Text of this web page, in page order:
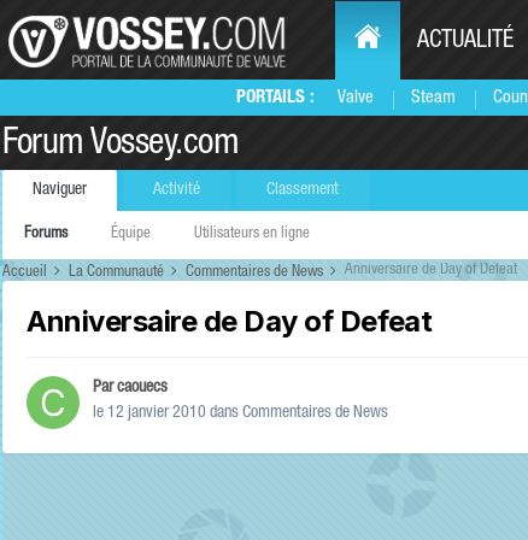
PORTAILS : Valve Steam
ACTUALITÉ
Forum Vossey.com
Naviguer
Forums Équipe Utilisateurs en ligne
Activité Classement
Accueil La Communauté Commentaires de News Anniversaire de Day of Defeat
Anniversaire de Day of Defeat
Parcaouecs
le 12 janvier 2010 dans Commentaires de News